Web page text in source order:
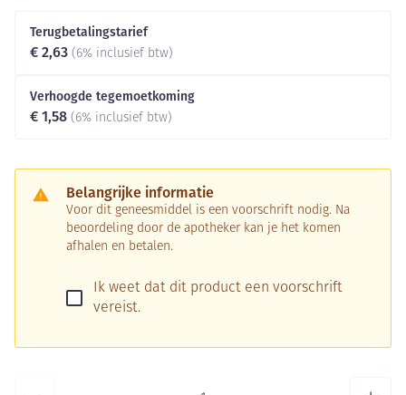
Terugbetalingstarief
€ 2,63 (6% inclusief btw)
Verhoogde tegemoetkoming
€ 1,58 (6% inclusief btw)
Belangrijke informatie
Voor dit geneesmiddel is een voorschrift nodig. Na
beoordeling door de apotheker kan je het komen
afhalen en betalen.
Ik weet dat dit product een voorschrift
vereist.